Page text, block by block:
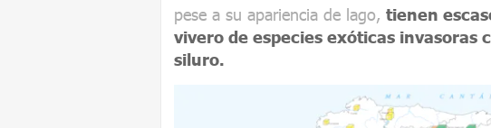
pese a su apariencia de lago, tienen
vivero de especies exóticas invasoras
siluro.